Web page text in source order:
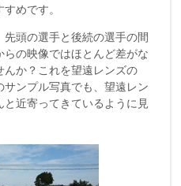
めです。
頭の選手と後続の選手の間
の映像ではほとんど差がな
んか？これを望遠レンズの
サンプル写真でも、望遠レン
近寄ってきているように見